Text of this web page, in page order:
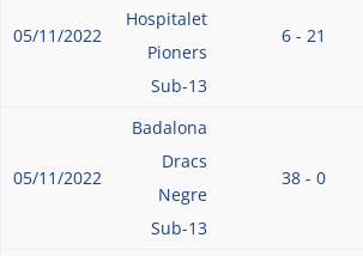
05/11/2022
Hospitalet
Pioners
Sub-13
6 - 21
05/11/2022
Badalona
Dracs
Negre
Sub-13
38 - 0